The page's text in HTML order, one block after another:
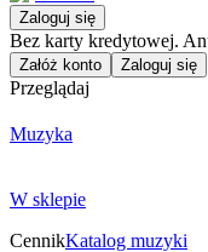
Zaloguj się
Bez karty kredytowej.
Załóż konto Zaloguj się
Przeglądaj
Muzyka
W sklepie
CennikKatalog muzyki